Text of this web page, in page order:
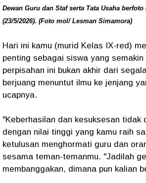
Dewan Guru dan Staf serta Tata Usaha
(23/5/2026). (Foto mol/ Lesman Simamora)
Hari ini kamu (murid Kelas IX-red)
penting sebagai siswa yang semakin
perpisahan ini bukan akhir dari
berjuang menuntut ilmu ke jenjang
ucapnya.
"Keberhasilan dan kesuksesan tidak
dengan nilai tinggi yang kamu raih
ketulusan menghormati guru dan
sesama teman-temanmu. "Jadilah
membanggakan, dimana pun kalian